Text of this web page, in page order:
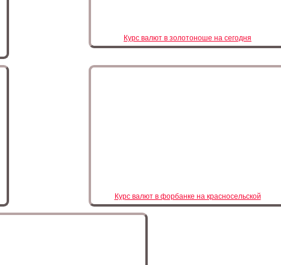
Курс валют в золотоноше на сегодня
Курс валют в форбанке на красносельской